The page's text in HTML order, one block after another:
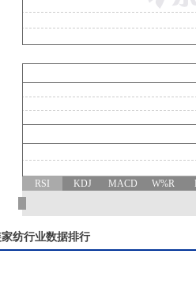
RSI KDJ MACD W%R
纺行业数据排行